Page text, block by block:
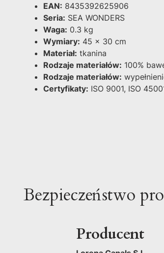
EAN: 8435392625906
Seria: SEA WONDERS
Waga: 0.3 kg
Wymiary: 45 x 30 cm
Materiał: tkanina
Rodzaje materiałów: 100%
Rodzaje materiałów:
Certyfikaty: ISO 9001, ISO
Bezpieczeństwo
Producent